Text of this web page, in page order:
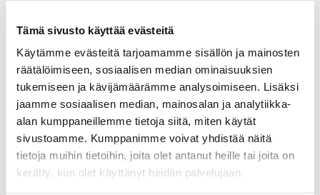
Tämä sivusto käyttää evästeitä
Käytämme evästeitä tarjoamamme sisällön ja mainosten
räätälöimiseen, sosiaalisen median ominaisuuksien
tukemiseen ja kävijämäärämme analysoimiseen. Lisäksi
jaamme sosiaalisen median, mainosalan ja analytiikka-
alan kumppaneillemme tietoja siitä, miten käytät
sivustoamme. Kumppanimme voivat yhdistää näitä
tietoja muihin tietoihin, joita olet antanut heille tai joita on
kerätty, kun olet käyttänyt heidän palvelujaan.
Sähköposti*
Puhelinnumero
Tuotteet
Valitse tuote ja syötä tilauksen määrä metreinä. Huomioithan, että